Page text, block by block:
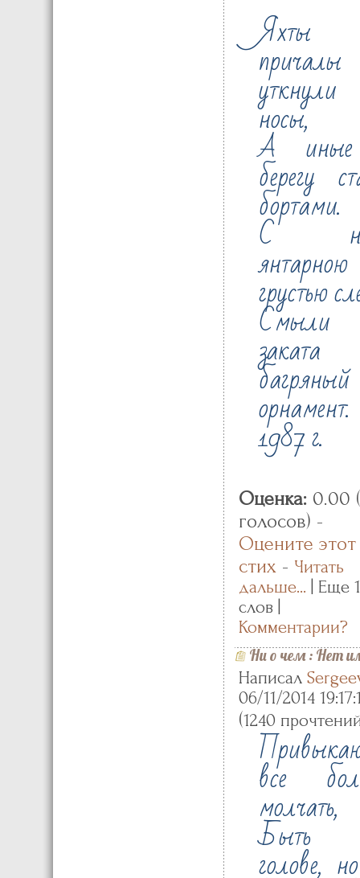
причалы
уткнули
носы,
А
берегу
бортами.
С
янтарною
грустью
Смыли
заката
багряный
орнамент.
1987 г.
Оценка: 0.00
голосов) -
Оцените этот
стих - Читать
дальше... | Еще
слов |
Комментарии?
Ни о чем: Нет
Написал
06/11/2014
(1240
все
молчать,
голове,